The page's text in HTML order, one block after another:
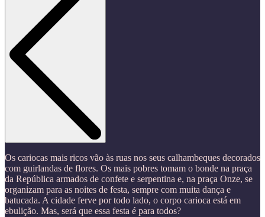
Os cariocas mais ricos vão às ruas nos seus calhambeques decorados
com guirlandas de flores. Os mais pobres tomam o bonde na praça
da República armados de confete e serpentina e, na praça Onze, se
organizam para as noites de festa, sempre com muita dança e
batucada. A cidade ferve por todo lado, o corpo carioca está em
ebulição. Mas, será que essa festa é para todos?